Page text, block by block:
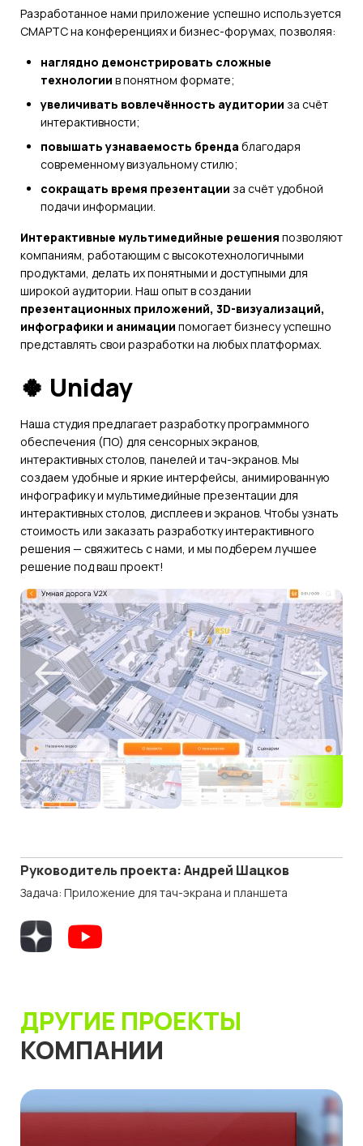
Разработанное нами приложение успешно используется
СМАРТС на конференциях и бизнес-форумах, позволяя:
наглядно демонстрировать сложные
технологии в понятном формате;
увеличивать вовлечённость аудитории за счёт
интерактивности;
повышать узнаваемость бренда благодаря
современному визуальному стилю;
сокращать время презентации за счёт удобной
подачи информации.
Интерактивные мультимедийные решения позволяют
компаниям, работающим с высокотехнологичными
продуктами, делать их понятными и доступными для
широкой аудитории. Наш опыт в создании
презентационных приложений, 3D-визуализаций,
инфографики и анимации помогает бизнесу успешно
представлять свои разработки на любых платформах.
🍀 Uniday
Наша студия предлагает разработку программного
обеспечения (ПО) для сенсорных экранов,
интерактивных столов, панелей и тач-экранов. Мы
создаем удобные и яркие интерфейсы, анимированную
инфографику и мультимедийные презентации для
интерактивных столов, дисплеев и экранов. Чтобы узнать
стоимость или заказать разработку интерактивного
решения — свяжитесь с нами, и мы подберем лучшее
решение под ваш проект!
Руководитель проекта: Андрей Шацков
Задача: Приложение для тач-экрана и планшета
ДРУГИЕ ПРОЕКТЫ
КОМПАНИИ